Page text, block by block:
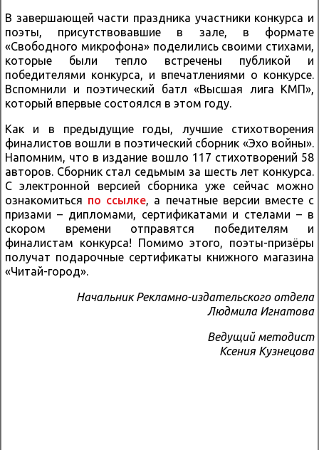
В завершающей части праздника участники конкурса и
поэты, присутствовавшие в зале, в формате
«Свободного микрофона» поделились своими стихами,
которые были тепло встречены публикой и
победителями конкурса, и впечатлениями о конкурсе.
Вспомнили и поэтический батл «Высшая лига КМП»,
который впервые состоялся в этом году.
Как и в предыдущие годы, лучшие стихотворения
финалистов вошли в поэтический сборник «Эхо войны».
Напомним, что в издание вошло 117 стихотворений 58
авторов. Сборник стал седьмым за шесть лет конкурса.
С электронной версией сборника уже сейчас можно
ознакомиться по ссылке, а печатные версии вместе с
призами – дипломами, сертификатами и стелами – в
скором времени отправятся победителям и
финалистам конкурса! Помимо этого, поэты-призёры
получат подарочные сертификаты книжного магазина
«Читай-город».
Начальник Рекламно-издательского отдела
Людмила Игнатова
Ведущий методист
Ксения Кузнецова